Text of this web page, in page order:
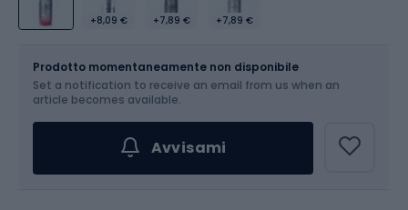
+8,09 € +7,89 € +7,89 €
Prodotto momentaneamente non disponibile
Set a notification to receive an email from us when an
article becomes available.
Avvisami